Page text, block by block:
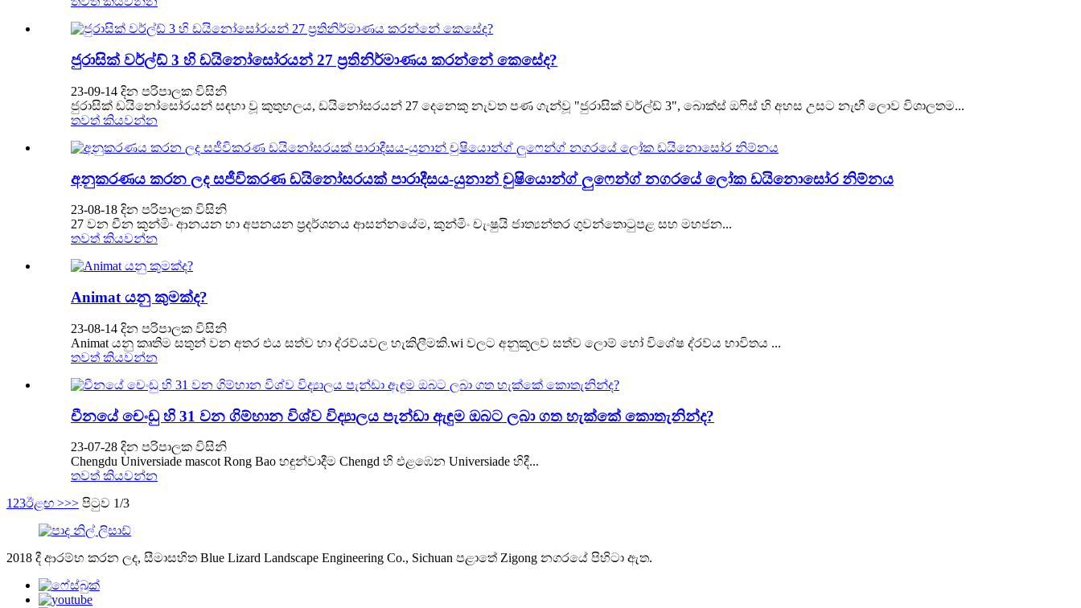
ජුරාසික් වර්ල්ඩ් 3 හි ඩයිනෝසෝරයන් 27 ප්‍රතිනිර්මාණය කරන්නේ කෙසේද?
23-09-14 දින පරිපාලක විසිනි
ජුරාසික් ඩයිනෝසෝරයන් සඳහා වූ කුතුහලය, ඩයිනෝසරයන් 27 දෙනෙකු නැවත පණ ගැන්වූ "ජුරාසික් වර්ල්ඩ් 3", බොක්ස් ඔෆිස් හි අහස උසට නැඟී ලොව විශාලතම...
තවත් කියවන්න
අනුකරණය කරන ලද සජීවිකරණ ඩයිනෝසරයක් පාරාදීසය-යුනාන් චුෂියොන්ග් ලුෆෙන්ග් නගරයේ ලෝක ඩයිනොසෝර නිම්නය
23-08-18 දින පරිපාලක විසිනි
27 වන චීන කුන්මිං ආනයන හා අපනයන ප්‍රදර්ශනය ආසන්නයේම, කුන්මිං චැංෂුයි ජාත්‍යන්තර ගුවන්තොටුපළ සහ මහජන...
තවත් කියවන්න
Animat යනු කුමක්ද?
23-08-14 දින පරිපාලක විසිනි
Animat යනු කෘතිම සතුන් වන අතර එය සත්ව හා ද්රව්යවල හැකිලීමකි.wi වලට අනුකූලව සත්ව ලොම් හෝ විශේෂ ද්රව්ය භාවිතය ...
තවත් කියවන්න
චීනයේ චෙංඩු හි 31 වන ගිම්හාන විශ්ව විද්‍යාලය පැන්ඩා ඇඳුම ඔබට ලබා ගත හැක්කේ කොතැනින්ද?
23-07-28 දින පරිපාලක විසිනි
Chengdu Universiade mascot Rong Bao හඳුන්වාදීම Chengd හි එළඹෙන Universiade හිදී...
තවත් කියවන්න
1 23ඊළඟ >>> පිටුව 1/3
2018 දී ආරම්භ කරන ලද, සීමාසහිත Blue Lizard Landscape Engineering Co., Sichuan පළාතේ Zigong නගරයේ පිහිටා ඇත.